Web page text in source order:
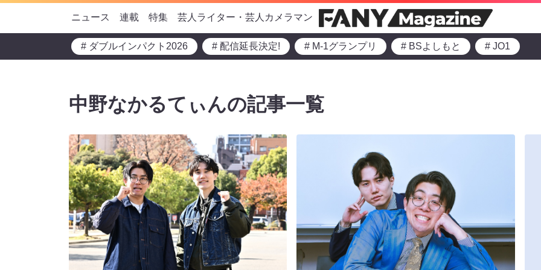
ニュース 連載 特集 芸人ライター・芸人カメラマン
# ダブルインパクト2026 # 配信延長決定! # M-1グランプリ # BSよしもと # JO1
中野なかるてぃんの記事一覧